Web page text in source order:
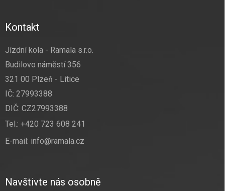
Kontakt
Jízdní kola - Ramala s.r.o.
Budilovo náměstí 356
321 00 Plzeň - Litice
IČ: 27993388
DIČ: CZ27993388
Tel.: +420 723 608 241
E-mail: info@ramala.cz
Navštivte nás osobně